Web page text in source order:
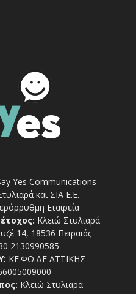
Yes Communications
και ΣΙΑ Ε.Ε.
Εταιρεία
Κλειώ Στυλιαρά
14, 18536 Πειραιάς
2130990585
ΚΕ.ΦΟ.ΔΕ ΑΤΤΙΚΗΣ
Κλειώ Στυλιαρά